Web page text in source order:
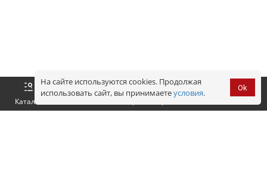
Каталог Корзина
Оформить
На сайте используются cookies. Продолжая
использовать сайт, вы принимаетеусловия. Ok